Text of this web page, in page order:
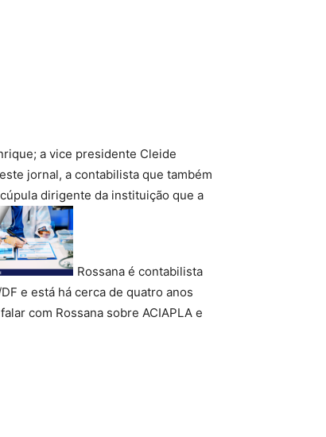
a vice presidente Cleide
jornal, a contabilista que também
dirigente da instituição que a
Rossana é contabilista
e está há cerca de quatro anos
com Rossana sobre ACIAPLA e